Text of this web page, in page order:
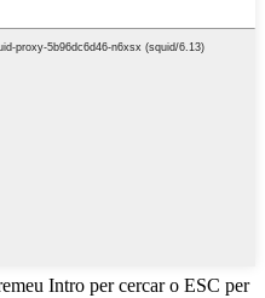
Intro per cercar o ESC per